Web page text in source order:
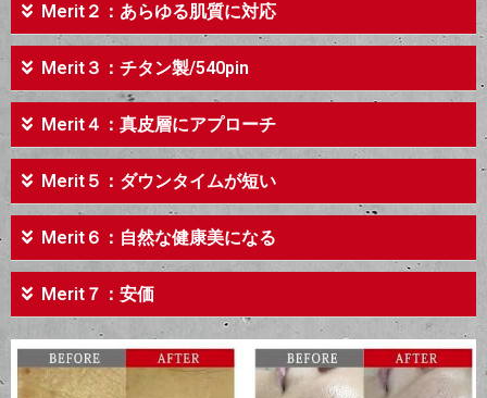
Merit２：あらゆる肌質に対応
Merit３：チタン製/540pin
Merit４：真皮層にアプローチ
Merit５：ダウンタイムが短い
Merit６：自然な健康美になる
Merit７：安価